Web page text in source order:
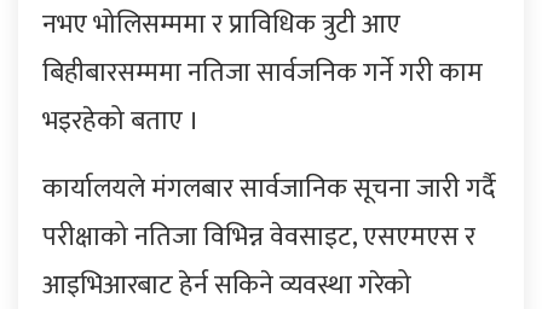
नभए भोलिसम्ममा र प्राविधिक त्रुटी आए
बिहीबारसम्ममा नतिजा सार्वजनिक गर्ने गरी काम
भइरहेको बताए ।
कार्यालयले मंगलबार सार्वजानिक सूचना जारी गर्दै
परीक्षाको नतिजा विभिन्न वेवसाइट, एसएमएस र
आइभिआरबाट हेर्न सकिने व्यवस्था गरेको